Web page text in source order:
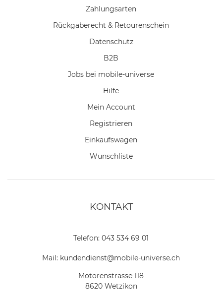
Zahlungsarten
Rückgaberecht & Retourenschein
Datenschutz
B2B
Jobs bei mobile-universe
Hilfe
Mein Account
Registrieren
Einkaufswagen
Wunschliste
KONTAKT
Telefon: 043 534 69 01
Mail: kundendienst@mobile-universe.ch
Motorenstrasse 118
8620 Wetzikon